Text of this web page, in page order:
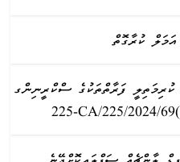
ކުރާގޮތް
ފަރާތްތަކުގެ ސްކްރީނިންގ